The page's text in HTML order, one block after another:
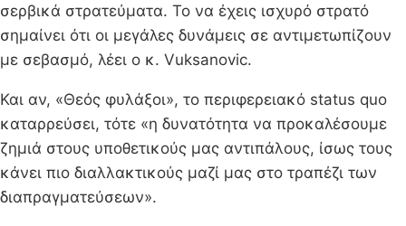
σερβικά στρατεύματα. Το να έχεις ισχυρό στρατό
σημαίνει ότι οι μεγάλες δυνάμεις σε αντιμετωπίζουν
με σεβασμό, λέει ο κ. Vuksanovic.
Και αν, «Θεός φυλάξοι», το περιφερειακό status quo
καταρρεύσει, τότε «η δυνατότητα να προκαλέσουμε
ζημιά στους υποθετικούς μας αντιπάλους, ίσως τους
κάνει πιο διαλλακτικούς μαζί μας στο τραπέζι των
διαπραγματεύσεων».